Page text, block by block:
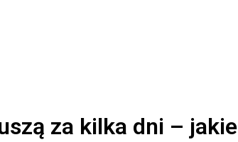
za kilka dni – jakie